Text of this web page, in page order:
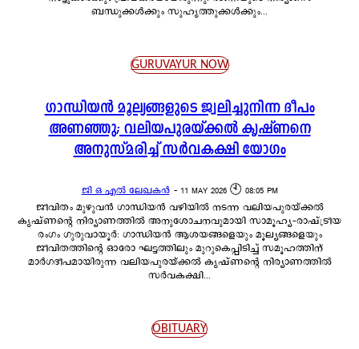
ബന്ധുക്കൾക്കും സുഹൃത്തുക്കൾക്കും...
GURUVAYUR NOW
ഗാന്ധിയൻ മൂല്യങ്ങളുടെ ജ്വലിച്ചുനിന്ന ദീപം
അണഞ്ഞു; വലിയപുരയ്ക്കൽ കൃഷ്ണനെ
അനുസ്മരിച്ച് സർവകക്ഷി യോഗം
ജി ഒ എൽ ലേഖകൻ - 11 MAY 2026 🕙 08:05 PM
ജീവിതം മുഴുവൻ ഗാന്ധിയൻ വഴിയിൽ നടന്ന വലിയപുരയ്ക്കൽ
കൃഷ്ണന്റെ നിര്യാണത്തിൽ അനുശോചനവുമായി സാമൂഹ്യ-രാഷ്ട്രീയ
രംഗം ഗുരുവായൂർ: ഗാന്ധിയൻ ആശയങ്ങളെയും മൂല്യങ്ങളെയും
ജീവിതത്തിന്റെ ഓരോ ഘട്ടത്തിലും മുറുകെപ്പിടിച്ച് സമൂഹത്തിന്
മാർഗദീപമായിരുന്ന വലിയപുരയ്ക്കൽ കൃഷ്ണന്റെ നിര്യാണത്തിൽ
സർവകക്ഷി...
OBITUARY